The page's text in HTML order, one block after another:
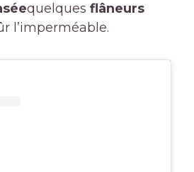
quelques flâneurs
l’imperméable.